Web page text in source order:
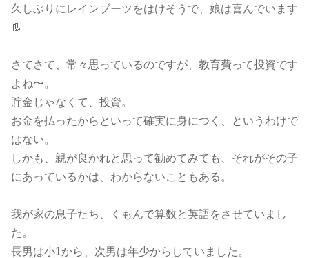
久しぶりにレインブーツをはけそうで、娘は喜んでいます
👢
さてさて、常々思っているのですが、教育費って投資です
よね〜。
貯金じゃなくて、投資。
お金を払ったからといって確実に身につく、というわけで
はない。
しかも、親が良かれと思って勧めてみても、それがその子
にあっているかは、わからないこともある。
我が家の息子たち、くもんで算数と英語をさせていまし
た。
長男は小1から、次男は年少からしていました。